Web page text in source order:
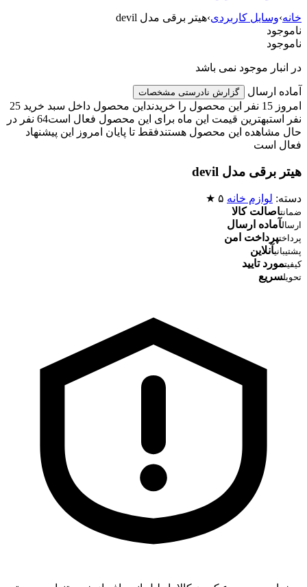
خانه›وسایل کاربردی›هیتر برقی مدل devil
ناموجود
ناموجود
در انبار موجود نمی باشد
آماده ارسال گزارش نادرستی مشخصات
امروز 15 نفر این محصول را خریدند
این محصول داخل سبد خرید 25
نفر استبهترین قیمت این ماه برای این محصول فعال است
64 نفر در
حال مشاهده این محصول هستندفقط تا پایان امروز این پیشنهاد
فعال است
هیتر برقی مدل devil
دسته: لوازم خانه ۵ ★
ضمانتاصالت کالا
ارسالآماده ارسال
پرداختپرداخت امن
پشتیبانیآنلاین
کیفیتمورد تایید
تحویلسریع